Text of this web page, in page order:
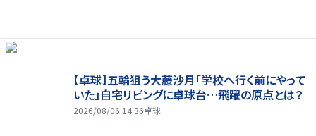
【卓球】五輪狙う大藤沙月「学校へ行く前にやって
いた」自宅リビングに卓球台…飛躍の原点とは？
2026/08/06 14:36卓球